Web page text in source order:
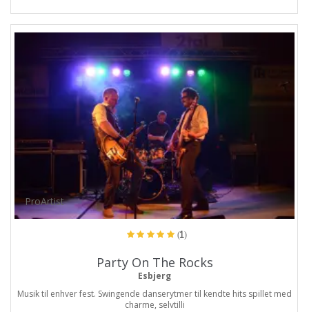
ProArtist
(1)
Party On The Rocks
Esbjerg
Musik til enhver fest. Swingende danserytmer til kendte hits spillet med
charme, selvtilli